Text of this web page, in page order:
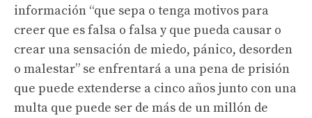
información “que sepa o tenga motivos para
creer que es falsa o falsa y que pueda causar o
crear una sensación de miedo, pánico, desorden
o malestar” se enfrentará a una pena de prisión
que puede extenderse a cinco años junto con una
multa que puede ser de más de un millón de